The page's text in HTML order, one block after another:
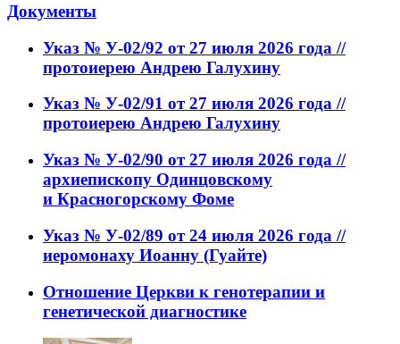
Документы
Указ № У-02/92 от 27 июля 2026 года //
протоиерею Андрею Галухину
Указ № У-02/91 от 27 июля 2026 года //
протоиерею Андрею Галухину
Указ № У-02/90 от 27 июля 2026 года //
архиепископу Одинцовскому
и Красногорскому Фоме
Указ № У-02/89 от 24 июля 2026 года //
иеромонаху Иоанну (Гуайте)
Отношение Церкви к генотерапии и
генетической диагностике